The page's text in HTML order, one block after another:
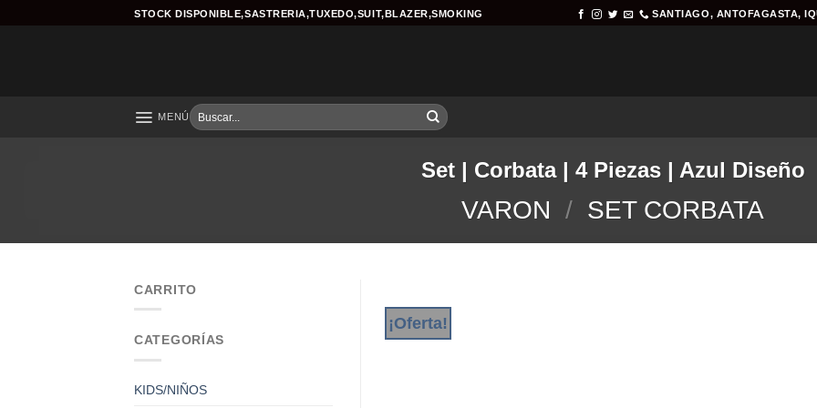
STOCK DISPONIBLE,SASTRERIA,TUXEDO,SUIT,BLAZER,SMOKING SANTIAGO, ANTOFAGASTA,
MENÚ
Buscar
por:
Set | Corbata | 4 Piezas | Azul Diseño
VARON / SET CORBATA
CARRITO
CATEGORÍAS
KIDS/NIÑOS
¡Oferta!